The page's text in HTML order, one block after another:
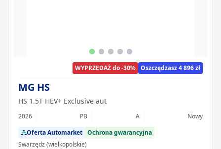
WYPRZEDAŻ do -30% Oszczędzasz 4 896 zł
MG HS
HS 1.5T HEV+ Exclusive aut
2026 PB A
Nowy
Oferta Automarket Ochrona gwarancyjna
Swarzędz (wielkopolskie)